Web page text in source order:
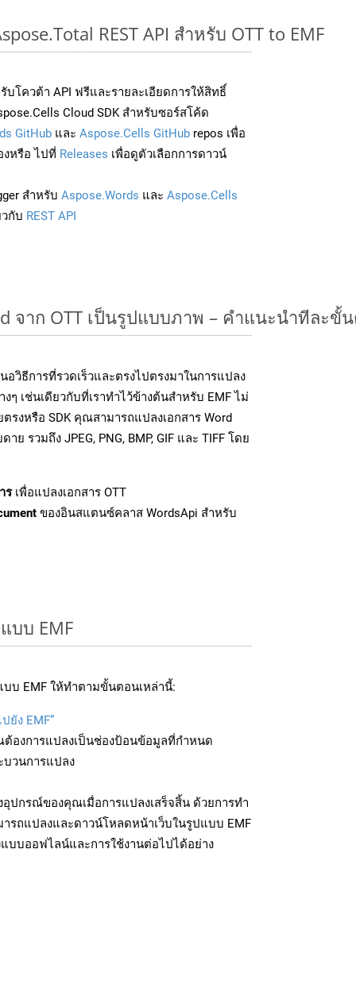
REST API สำหรับ OTT to EMF
รับโควต้า API ฟรีและรายละเอียดการให้สิทธิ์
Cloud SDK สำหรับซอร์สโค้ด
GitHub และ Aspose.Cells GitHub repos เพื่อ
งหรือ ไปที่ Releases เพื่อดูตัวเลือกการดาวน์
สำหรับ Aspose.Words และ Aspose.Cells
กับ REST API
จาก OTT เป็นรูปแบบภาพ – คำแนะนำทีละขั้
อวิธีการที่รวดเร็วและตรงไปตรงมาในการแปลง
ๆ เช่นเดียวกับที่เราทำไว้ข้างต้นสำหรับ EMF ไม่
ตรงหรือ SDK คุณสามารถแปลงเอกสาร Word
ย รวมถึง JPEG, PNG, BMP, GIF และ TIFF โดย
รเพื่อแปลงเอกสาร OTT
ของอินสแตนซ์คลาส WordsApi สำหรับ
บบ EMF
บบ EMF ให้ทำตามขั้นตอนเหล่านี้:
ยัง EMF”
องการแปลงเป็นช่องป้อนข้อมูลที่กำหนด
บวนการแปลง
อุปกรณ์ของคุณเมื่อการแปลงเสร็จสิ้น ด้วยการทำ
รถแปลงและดาวน์โหลดหน้าเว็บในรูปแบบ EMF
บบออฟไลน์และการใช้งานต่อไปได้อย่าง